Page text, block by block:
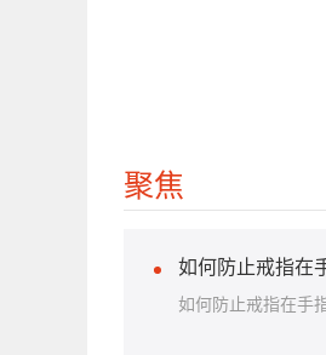
聚焦
如何防止戒指在
如何防止戒指在手